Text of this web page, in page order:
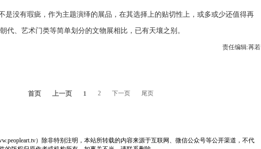
是没有瑕疵，作为主题演绎的展品，在其选择上的贴切性上，或多或少还值得再
代、艺术门类等简单划分的文物展相比，已有天壤之别。
责任编辑:苒若
首页 上一页 1 2 下一页 尾页
）除非特别注明，本站所转载的内容来源于互联网、微信公众号等公开渠道，不代